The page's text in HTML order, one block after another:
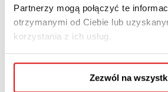
Partnerzy mogą połączyć te
otrzymanymi od Ciebie lub
korzystania z ich usług.
Zezwól na
Budowanie swojego
Zdobywanie doświadczenia
Kogo